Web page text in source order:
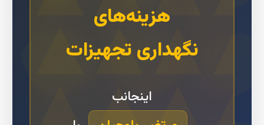
هزینه‌های
نگهداری تجهیزات
اینجانب